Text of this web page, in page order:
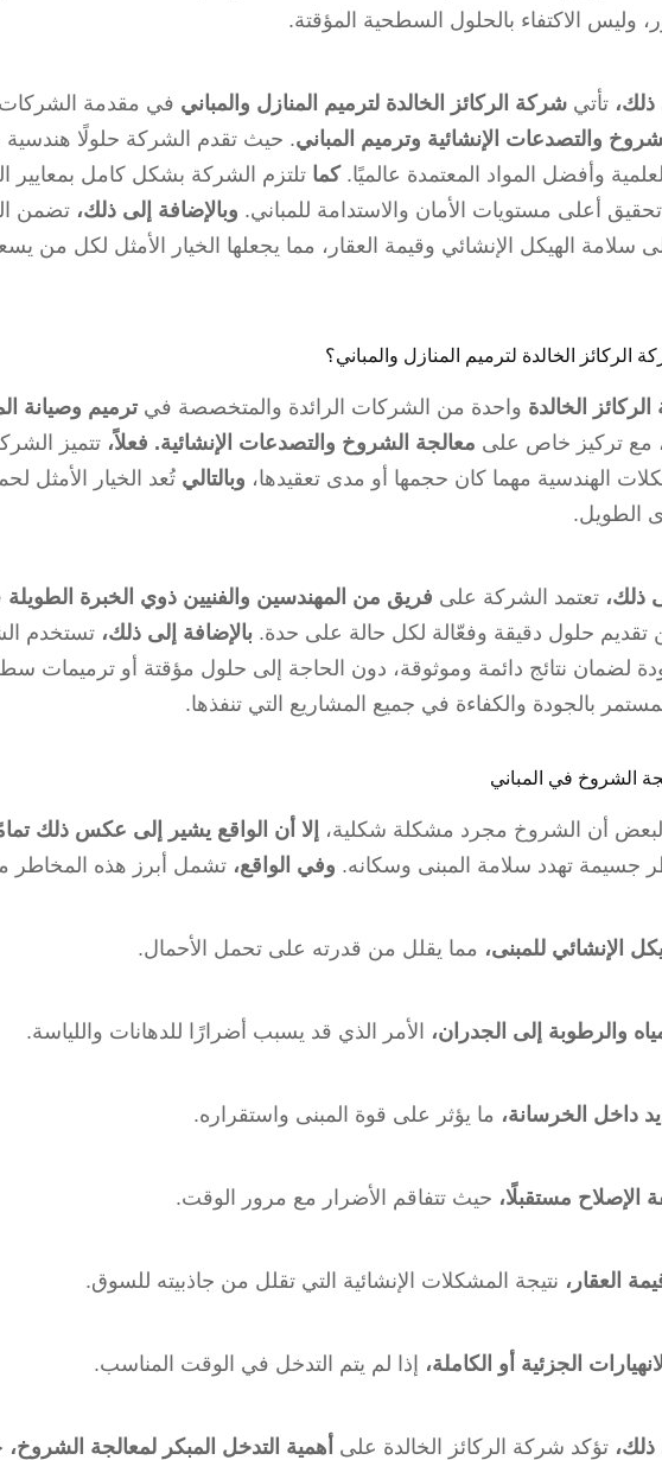
وليس الاكتفاء بالحلول السطحية المؤقتة.
ذلك، تأتيشركة الركائز الخالدة لترميم المنازل والمباني في مقدمة
والتصدعات الإنشائية وترميم المباني. حيث تقدم الشركة حلولًا
وأفضل المواد المعتمدة عالميًا.كما تلتزم الشركة بشكل كامل بمعايير
تحقيق أعلى مستويات الأمان والاستدامة للمباني. وبالإضافة إلى ذلك، تضمن
سلامة الهيكل الإنشائي وقيمة العقار، مما يجعلها الخيار الأمثل لكل من
الخالدة لترميم المنازل والمباني؟
الخالدة واحدة من الشركات الرائدة والمتخصصة فيترميم وصيانة
مع تركيز خاص على معالجة الشروخ والتصدعات الإنشائية. فعلاً، تتميز
الهندسية مهما كان حجمها أو مدى تعقيدها، وبالتالي تُعد الخيار الأمثل
الطويل.
ذلك، تعتمد الشركة على فريق من المهندسين والفنيين ذوي الخبرة الطويلة
تقديم حلول دقيقة وفعّالة لكل حالة على حدة.بالإضافة إلى ذلك، تستخدم
لضمان نتائج دائمة وموثوقة، دون الحاجة إلى حلول مؤقتة أو ترميمات
بالجودة والكفاءة في جميع المشاريع التي تنفذها.
الشروخ في المباني
أن الشروخ مجرد مشكلة شكلية، إلا أن الواقع يشير إلى عكس ذلك
جسيمة تهدد سلامة المبنى وسكانه. وفي الواقع، تشمل أبرز هذه المخاطر
الإنشائي للمبنى، مما يقلل من قدرته على تحمل الأحمال.
والرطوبة إلى الجدران، الأمر الذي قد يسبب أضرارًا للدهانات واللياسة.
داخل الخرسانة، ما يؤثر على قوة المبنى واستقراره.
الإصلاح مستقبلًا، حيث تتفاقم الأضرار مع مرور الوقت.
العقار، نتيجة المشكلات الإنشائية التي تقلل من جاذبيته للسوق.
الجزئية أو الكاملة، إذا لم يتم التدخل في الوقت المناسب.
ذلك، تؤكد شركة الركائز الخالدة على أهمية التدخل المبكر لمعالجة الشروخ،